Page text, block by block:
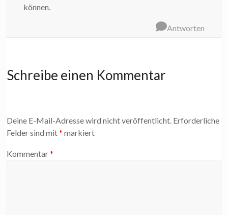
können.
Antworten
Schreibe einen Kommentar
Deine E-Mail-Adresse wird nicht veröffentlicht. Erforderliche
Felder sind mit* markiert
Kommentar*